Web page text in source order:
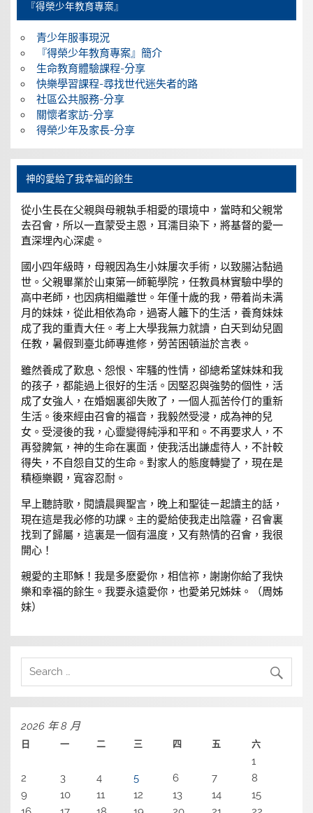
『得榮少年教育專案』
青少年服事現況
『得榮少年教育專案』簡介
生命教育體驗課程-分享
快樂學習課程-尋找世代迷失者的路
社區公共服務-分享
關懷者家訪-分享
得榮少年及家長-分享
神的愛給了我幸福的餘生
從小生長在父親與母親執手相愛的環境中，當時和父親常
去召會，所以一直蒙受主恩，耳濡目染下，將基督的愛一
直深埋內心深處。
國小四年級時，母親因為生小妹屢次手術，以致腸沾黏過
世。父親畢業於山東第一師範學院，任教員林實驗中學的
高中老師，也因病相繼離世。年僅十歲的我，帶着尚未满
月的妹妹，從此相依為命，過寄人籬下的生活，養育妹妹
成了我的重責大任。考上大學我無力就讀，白天到幼兒園
任教，暑假到臺北師專進修，勞苦困頓溢於言表。
雖然養成了歎息、怨恨、牢騷的性情，卻總希望妹妹和我
的孩子，都能過上很好的生活。因堅忍與強勢的個性，活
成了女強人，在婚姻裏卻失敗了，一個人孤苦伶仃的重新
生活。後來經由召會的福音，我毅然受浸，成為神的兒
女。受浸後的我，心靈變得純淨和平和。不再要求人，不
再發脾氣，神的生命在裏面，使我活出謙虛待人，不計較
得失，不自怨自艾的生命。對家人的態度轉變了，現在是
積極樂觀，寬容忍耐。
早上聽詩歌，閱讀晨興聖言，晚上和聖徒ㄧ起讀主的話，
現在這是我必修的功課。主的愛給使我走出陰霾，召會裏
找到了歸屬，這裏是一個有溫度，又有熱情的召會，我很
開心！
親愛的主耶穌！我是多麽愛你，相信祢，謝謝你給了我快
樂和幸福的餘生。我要永遠愛你，也愛弟兄姊妹。（周姊
妹）
2026 年 8 月
日 一 二 三 四 五 六
1
2
3 4 5 6 7
8
9
10 11 12 13 14
15